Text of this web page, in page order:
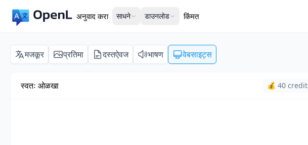
अनुवाद करा साधने डाउनलोड किंमत
मजकूर प्रतिमा दस्तऐवज भाषण वेबसाइट्स
स्वतः ओळखा 💰 40